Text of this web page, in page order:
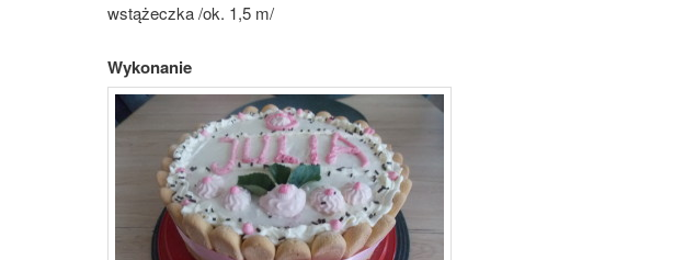
wstążeczka /ok. 1,5 m/
Wykonanie